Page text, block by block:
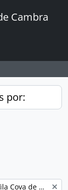
Cambra
por:
União das Freguesias de Vila Chã, Codal e Vila Cova de Perrinho